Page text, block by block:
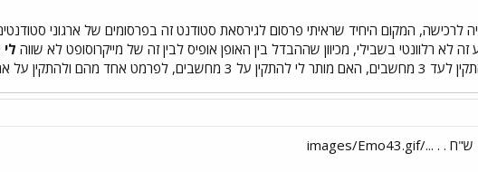
לרכישה, המקום היחיד שראיתי פרסום לגירסאת סטודנט זה בפרסומים של ארגוני
לא רלוונטי בשבילי, מכיוון שההבדל בין האופן אופיס לבין זה של מייקרוסופט לא שווה לי
אחד מהם ולהתקין על אחר?